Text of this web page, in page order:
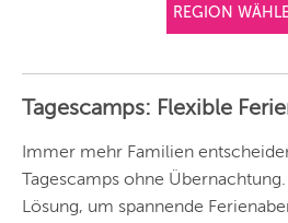
REGION
Vorschlag basierend
Hier findest du vor
allem Online-
Angebote und
Angebote außerhalb
unserer Städte.
Tagescamps: Flexible
Immer mehr Familien
Tagescamps ohne
Lösung, um spannende